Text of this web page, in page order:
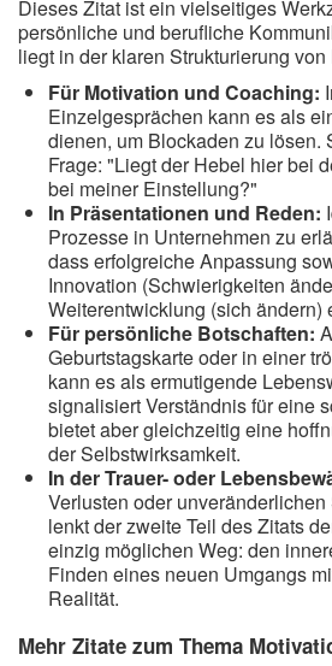
Dieses Zitat ist ein vielseitiges
persönliche und berufliche
liegt in der klaren Strukturierung
Für Motivation und Coaching:
Einzelgesprächen kann es als
dienen, um Blockaden zu lösen.
Frage: "Liegt der Hebel hier bei
bei meiner Einstellung?"
In Präsentationen und Reden:
Prozesse in Unternehmen zu
dass erfolgreiche Anpassung
Innovation (Schwierigkeiten
Weiterentwicklung (sich ändern)
Für persönliche Botschaften:
Geburtstagskarte oder in einer
kann es als ermutigende
signalisiert Verständnis für eine
bietet aber gleichzeitig eine
der Selbstwirksamkeit.
In der Trauer- oder
Verlusten oder
lenkt der zweite Teil des Zitats
einzig möglichen Weg: den
Finden eines neuen Umgangs
Realität.
Mehr Zitate zum Thema